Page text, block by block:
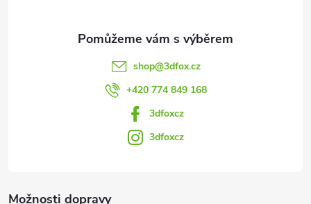
Možnosti dopravy
shop@3dfox.cz
+420 774 849 168
3dfoxcz
3dfoxcz